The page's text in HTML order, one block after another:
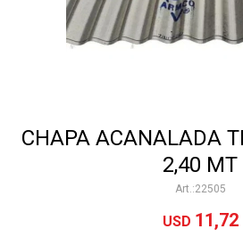
CHAPA ACANALADA
2,40 MT
22505
USD 11,72